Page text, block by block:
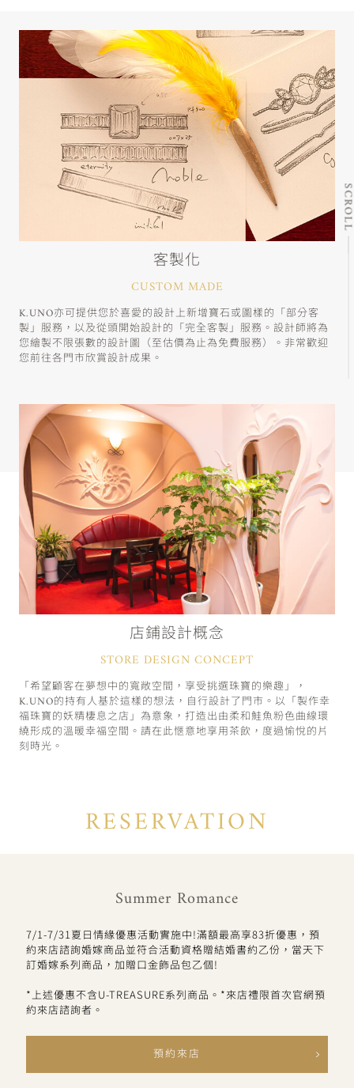
客製化
CUSTOM MADE
K.UNO亦可提供您於喜愛的設計上新增寶石或圖樣的「部分客
製」服務，以及從頭開始設計的「完全客製」服務。設計師將為
您繪製不限張數的設計圖（至估價為止為免費服務）。非常歡迎
您前往各門市欣賞設計成果。
店鋪設計概念
STORE DESIGN CONCEPT
「希望顧客在夢想中的寬敞空間，享受挑選珠寶的樂趣」，
K.UNO的持有人基於這樣的想法，自行設計了門市。以「製作幸
福珠寶的妖精棲息之店」為意象，打造出由柔和鮭魚粉色曲線環
繞形成的溫暖幸福空間。請在此愜意地享用茶飲，度過愉悅的片
刻時光。
RESERVATION
Summer Romance
7/1-7/31夏日情緣優惠活動實施中!滿額最高享83折優惠，預
約來店諮詢婚嫁商品並符合活動資格贈結婚書約乙份，當天下
訂婚嫁系列商品，加贈口金飾品包乙個!
*上述優惠不含U-TREASURE系列商品。*來店禮限首次官網預
約來店諮詢者。
預約來店